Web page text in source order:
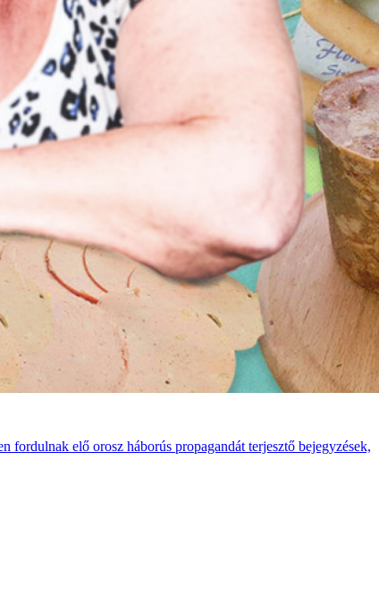
fordulnak elő orosz háborús propagandát terjesztő bejegyzések,